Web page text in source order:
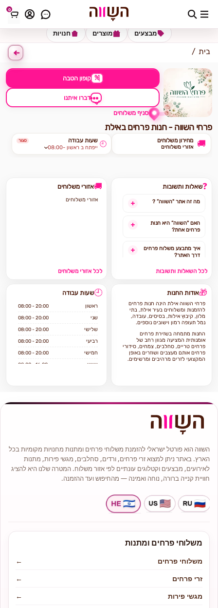
0 כתובת למשלוח הזינו כתובת
חנויות מוצרים מבצעים
בית
% קופון הטבה
דברו איתנו
סניף משלוחים
פרחי השווה - חנות פרחים באילת
מחירון משלוחים
אזורי משלוחים 🚚 שעות עבודה סגור
08:00- ייפתח ב ראשון 🕘
❓שאלות ותשובות
מה זה אתר "השווה” ?
האם "השווה” היא חנות
פרחים אחת?
איך מתבצע משלוח פרחים
דרך האתר?
האם ניתן להזמין משלוח
להזמין משלוחים?
אילו מוצרים אפשר להזמין
באתר?
לכל השאלות ותשובות
🚚אזורי משלוחים
אזורי משלוחים
לכל אזורי משלוחים
🎁אודות החנות
פרחי השווה אילת הינה חנות פרחים
להזמנות ומשלוחים בעיר אילת, בתי
מלון, קיבוץ אילות, בסיסים, עובדה,
נמל תעופה רמון וישובים נוספים.
החנות מתמחה בשזירת פרחים
אומנותית המציעה מגוון רחב של
פרחים טריים, סחלבים, צמחים, סידורי
פרחים אותם מעצבים ושוזרים באופן
המקצועי לזרים מרהיבים ומרשימים.
השווה אילת מתמחה בשירות ויחס טוב
כל זר או סידור יגיע עד בית המקבל על
ידי שליח מנוסה תוך הקפדה על טריות
אנו מציעים מגוון רחב של סוגי פרחים
איכותיים כגון: ורדים, סחלבים, ליליות,
חרציות ,שושן צחור ועוד.
לנו ניסיון רב והתמחות בעיצוב אירועים
ולכן אם ברצונכם להתאים פרחים
לעזור ולשרתכם.
בחנות תמיד תמצאו מבחר זרים
בעיצובים שונים, זרי כלה, צמחי בית
מתוקים משוקולדים מובחרים בסגנון
ייחודי ועוד.
🕘שעות עבודה
ראשון 08:00 - 20:00
שני 08:00 - 20:00
שלישי 08:00 - 20:00
רביעי 08:00 - 20:00
חמישי 08:00 - 20:00
שישי 08:00 - 16:00
השווה הוא פורטל ישראלי להזמנת משלוחי פרחים ומתנות מחנויות מקומיות בכל
הארץ. באתר ניתן למצוא זרי פרחים, ורדים, סחלבים, מגשי פירות, מתנות
לאירועים, מבצעים וקטלוגים עונתיים לפי אזור משלוח. המטרה שלנו היא להציג
חוויית קנייה ברורה, נוחה ואמינה — מהחיפוש ועד ההזמנה.
משלוחי פרחים ומתנות
משלוחי פרחים
←
זרי פרחים
←
מגשי פירות
←